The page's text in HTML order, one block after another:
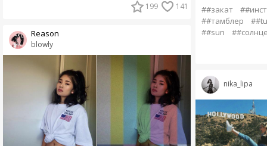
199 141
blowly
Reason
##закат
##тамблер
##sun
nika_lipa